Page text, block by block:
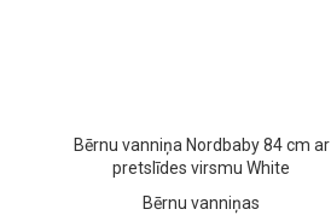
Bērnu vanniņa Nordbaby 84 cm ar
pretslīdes virsmu White
Bērnu vanniņas